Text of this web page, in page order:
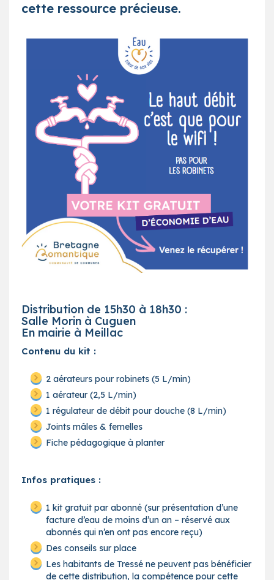
cette ressource précieuse.
Distribution de 15h30 à 18h30 :
Salle Morin à Cuguen
En mairie à Meillac
Contenu du kit :
2 aérateurs pour robinets (5 L/min)
1 aérateur (2,5 L/min)
1 régulateur de débit pour douche (8 L/min)
Joints mâles & femelles
Fiche pédagogique à planter
Infos pratiques :
1 kit gratuit par abonné (sur présentation d’une
facture d’eau de moins d’un an – réservé aux
abonnés qui n’en ont pas encore reçu)
Des conseils sur place
Les habitants de Tressé ne peuvent pas bénéficier
de cette distribution, la compétence pour cette